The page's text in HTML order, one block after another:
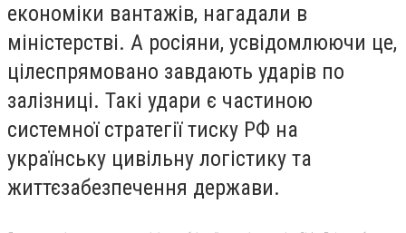
економіки вантажів, нагадали в
міністерстві. А росіяни, усвідомлюючи це,
цілеспрямовано завдають ударів по
залізниці. Такі удари є частиною
системної стратегії тиску РФ на
українську цивільну логістику та
життєзабезпечення держави.